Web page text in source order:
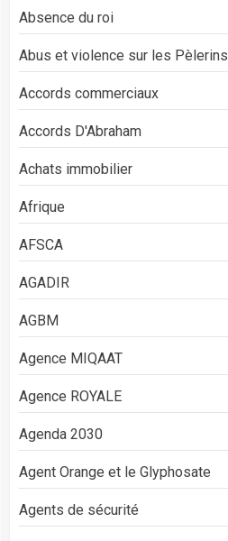
Absence du roi
Abus et violence sur les Pèlerins
Accords commerciaux
Accords D'Abraham
Achats immobilier
Afrique
AFSCA
AGADIR
AGBM
Agence MIQAAT
Agence ROYALE
Agenda 2030
Agent Orange et le Glyphosate
Agents de sécurité